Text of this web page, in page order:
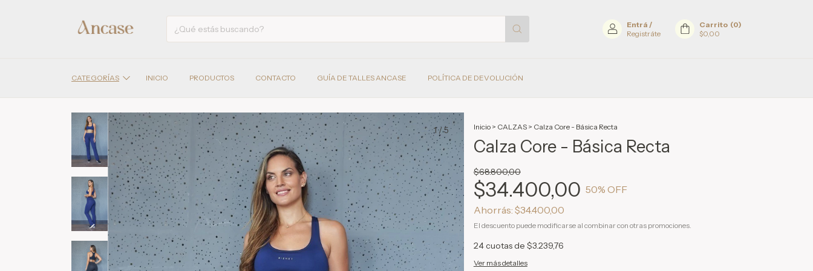
Entrá /
Registráte
Carrito (0)
$0,00
CATEGORÍAS INICIO PRODUCTOS CONTACTO GUÍA DE TALLES ANCASE POLÍTICA DE DEVOLUCIÓN
1/5 Inicio > CALZAS > Calza Core - Básica Recta
Calza Core - Básica Recta
$68.800,00
$34.400,00 50% OFF
Ahorrás: $34.400,00
El descuento puede modificarse al combinar con otras promociones.
24cuotas de $3.239,76
Ver más detalles